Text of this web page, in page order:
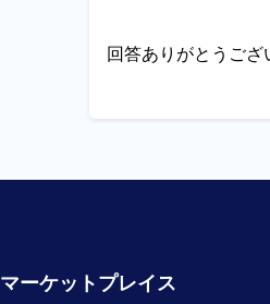
回答ありがとうござ
マーケットプレイス